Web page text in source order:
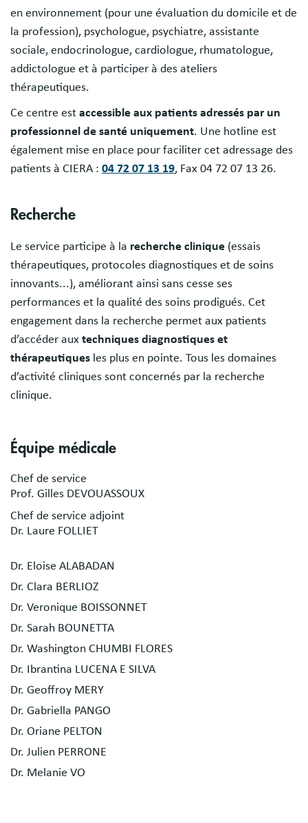
en environnement (pour une évaluation du domicile et de
la profession), psychologue, psychiatre, assistante
sociale, endocrinologue, cardiologue, rhumatologue,
addictologue et à participer à des ateliers
thérapeutiques.
Ce centre est accessible aux patients adressés par un
professionnel de santé uniquement. Une hotline est
également mise en place pour faciliter cet adressage des
patients à CIERA : 04 72 07 13 19, Fax 04 72 07 13 26.
Recherche
Le service participe à la recherche clinique (essais
thérapeutiques, protocoles diagnostiques et de soins
innovants...), améliorant ainsi sans cesse ses
performances et la qualité des soins prodigués. Cet
engagement dans la recherche permet aux patients
d’accéder aux techniques diagnostiques et
thérapeutiques les plus en pointe. Tous les domaines
d’activité cliniques sont concernés par la recherche
clinique.
Équipe médicale
Chef de service
Prof. Gilles DEVOUASSOUX
Chef de service adjoint
Dr. Laure FOLLIET
Dr. Eloise ALABADAN
Dr. Clara BERLIOZ
Dr. Veronique BOISSONNET
Dr. Sarah BOUNETTA
Dr. Washington CHUMBI FLORES
Dr. Ibrantina LUCENA E SILVA
Dr. Geoffroy MERY
Dr. Gabriella PANGO
Dr. Oriane PELTON
Dr. Julien PERRONE
Dr. Melanie VO